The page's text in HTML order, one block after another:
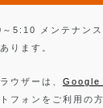
5:10 メンテナンス
ります。
ウザーは、 Google
フォンをご利用の